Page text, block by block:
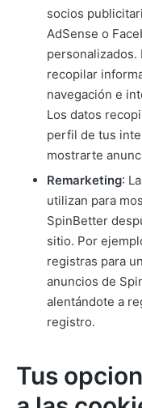
socios
AdSense o
personalizados.
recopilar
navegación e
Los datos
perfil de tus
mostrarte
Remarketing:
utilizan para
SpinBetter
sitio. Por
registras para
anuncios de
alentándote a
registro.
Tus